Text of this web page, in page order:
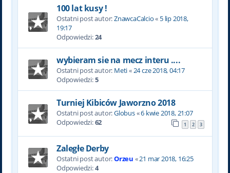
100 lat kusy !
Ostatni post autor:ZnawcaCalcio« 5 lip 2018,
19:17
Odpowiedzi:24
wybieram sie na mecz interu ....
Ostatni post autor: Meti«24 cze 2018, 04:17
Odpowiedzi:5
Turniej Kibiców Jaworzno 2018
Ostatni post autor:Globus«6 kwie 2018, 21:07
Odpowiedzi:62 1 2 3
Zaległe Derby
Ostatni post autor:Orzeu «21 mar 2018, 16:25
Odpowiedzi:4